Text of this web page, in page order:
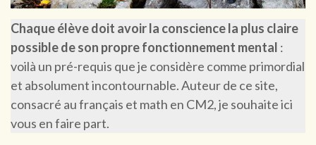
Chaque élève doit avoir la conscience la plus claire
possible de son propre fonctionnement mental :
voilà un pré-requis que je considère comme primordial
et absolument incontournable. Auteur de ce site,
consacré au français et math en CM2, je souhaite ici
vous en faire part.